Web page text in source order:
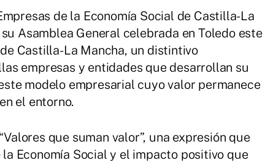
de la Economía Social de Castilla-La
Asamblea General celebrada en Toledo este
Castilla-La Mancha, un distintivo
empresas y entidades que desarrollan su
modelo empresarial cuyo valor permanece
el entorno.
que suman valor”, una expresión que
Economía Social y el impacto positivo que